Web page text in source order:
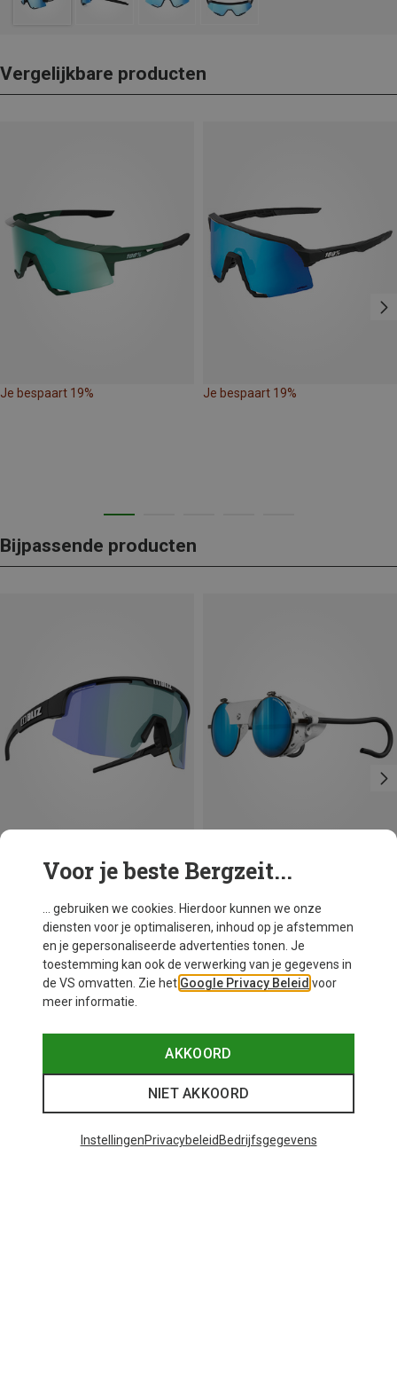
Vergelijkbare producten
Je bespaart 19% Je bespaart 19%
Bijpassende producten
Matrix Photochromic Sportbril
€ 145,80
Je bespaart 34%
Voor je beste Bergzeit...
... gebruiken we cookies. Hierdoor kunnen we onze
diensten voor je optimaliseren, inhoud op je afstemmen
en je gepersonaliseerde advertenties tonen. Je
toestemming kan ook de verwerking van je gegevens in
de VS omvatten. Zie het Google Privacy Beleid voor
meer informatie.
AKKOORD
NIET AKKOORD
InstellingenPrivacybeleid Bedrijfsgegevens